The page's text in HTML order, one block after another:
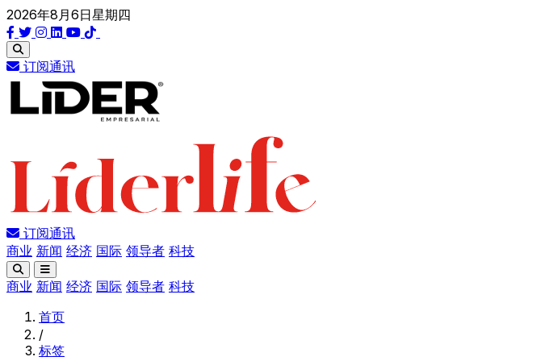
2026年8月6日星期四
订阅通讯
订阅通讯
商业 新闻 经济 国际 领导者 科技
商业 新闻 经济 国际 领导者 科技
首页
/
标签